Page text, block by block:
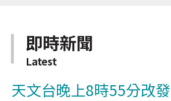
即時新聞
Latest
天文台晚上8時55分改